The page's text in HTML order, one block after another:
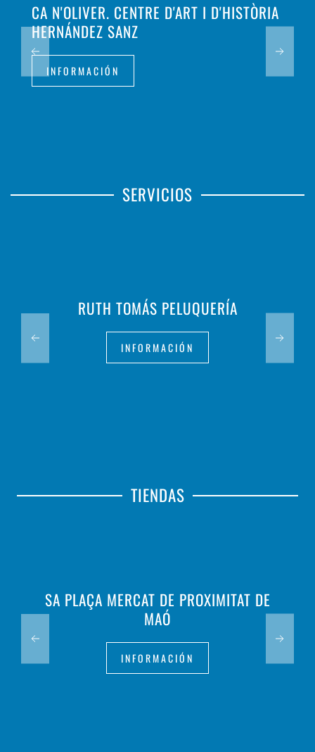
CA N'OLIVER. CENTRE D'ART I D'HISTÒRIA
HERNÁNDEZ SANZ
INFORMACIÓN
SERVICIOS
RUTH TOMÁS PELUQUERÍA
INFORMACIÓN
TIENDAS
SA PLAÇA MERCAT DE PROXIMITAT DE
MAÓ
INFORMACIÓN